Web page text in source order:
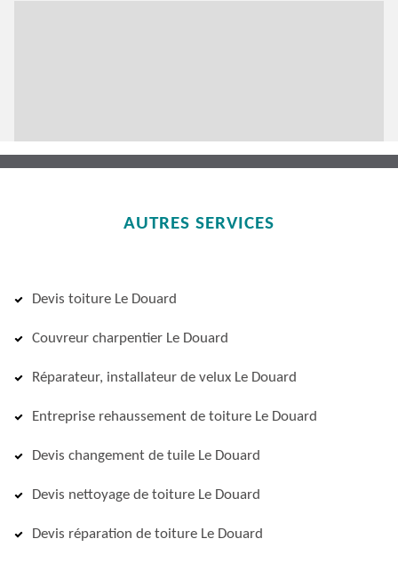
AUTRES SERVICES
Devis toiture Le Douard
Couvreur charpentier Le Douard
Réparateur, installateur de velux Le Douard
Entreprise rehaussement de toiture Le Douard
Devis changement de tuile Le Douard
Devis nettoyage de toiture Le Douard
Devis réparation de toiture Le Douard